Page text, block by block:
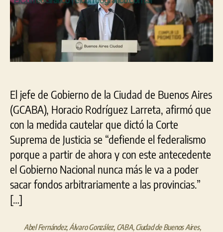
mil
las
El jefe de Gobierno de la Ciudad de Buenos Aires
(GCABA), Horacio Rodríguez Larreta, afirmó que
con la medida cautelar que dictó la Corte
Suprema de Justicia se “defiende el federalismo
porque a partir de ahora y con este antecedente
el Gobierno Nacional nunca más le va a poder
sacar fondos arbitrariamente a las provincias.”
[…]
Abel Fernández, Álvaro González, CABA,Ciudad de Buenos Aires,